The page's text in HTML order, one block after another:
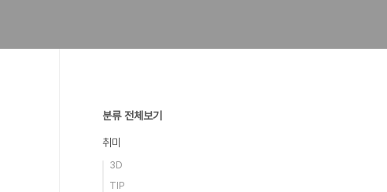
분류 전체보기
취미
3D
TIP